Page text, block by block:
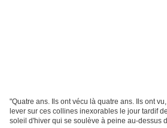
"Quatre ans. Ils ont vécu là quatre ans. Ils ont
lever sur ces collines inexorables le jour tardif
soleil d'hiver qui se soulève à peine au-dessus